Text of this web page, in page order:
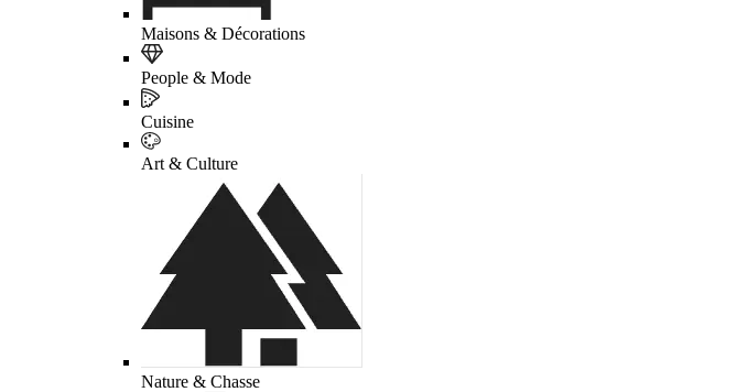
Maisons & Décorations
People & Mode
Cuisine
Art & Culture
Nature & Chasse